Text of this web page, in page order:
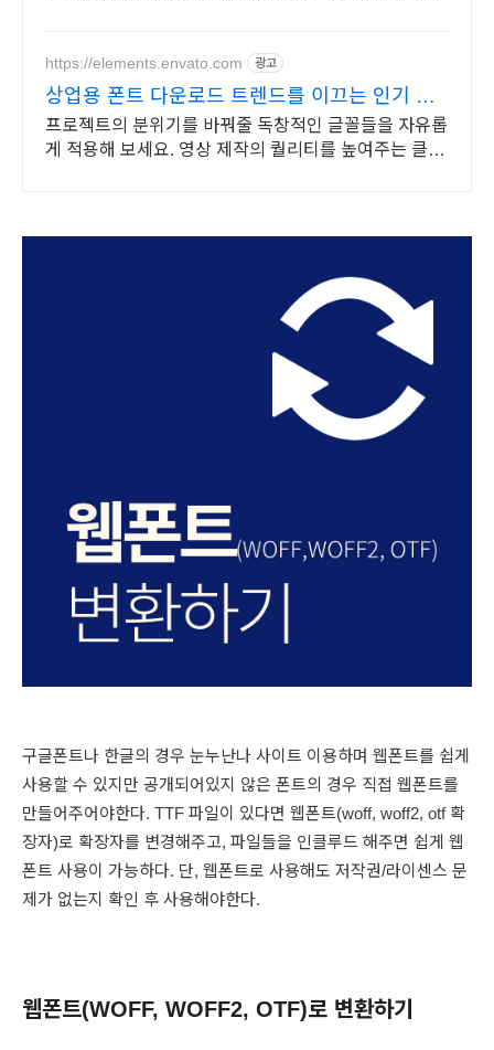
https://elements.envato.com 광고
상업용 폰트 다운로드 트렌드를 이끄는 인기 콘
텐츠
프로젝트의 분위기를 바꿔줄 독창적인 글꼴들을 자유롭
게 적용해 보세요. 영상 제작의 퀄리티를 높여주는 클립
구글폰트나 한글의 경우 눈누난나 사이트 이용하며 웹폰트를 쉽게
사용할 수 있지만 공개되어있지 않은 폰트의 경우 직접 웹폰트를
만들어주어야한다. TTF 파일이 있다면 웹폰트(woff, woff2, otf 확
장자)로 확장자를 변경해주고, 파일들을 인클루드 해주면 쉽게 웹
폰트 사용이 가능하다. 단, 웹폰트로 사용해도 저작권/라이센스 문
제가 없는지 확인 후 사용해야한다.
웹폰트(WOFF, WOFF2, OTF)로 변환하기